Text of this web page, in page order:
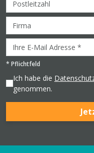
* Pflichtfeld
Ich habe die
genommen.